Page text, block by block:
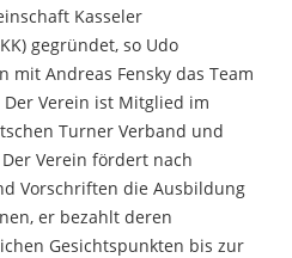
Kasseler
gegründet, so Udo
mit Andreas Fensky das Team
Verein ist Mitglied im
Turner Verband und
Verein fördert nach
Vorschriften die Ausbildung
er bezahlt deren
Gesichtspunkten bis zur